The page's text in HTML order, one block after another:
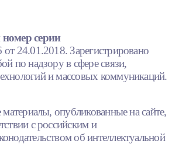
серии
24.01.2018. Зарегистрировано
по надзору в сфере связи,
и массовых коммуникаций.
опубликованные на сайте,
с российским и
об интеллектуальной